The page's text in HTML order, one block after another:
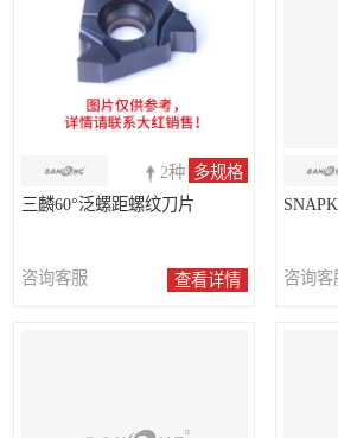
2种 多规格
三麟60°泛螺距螺纹刀片
咨询客服 查看详情 咨询客